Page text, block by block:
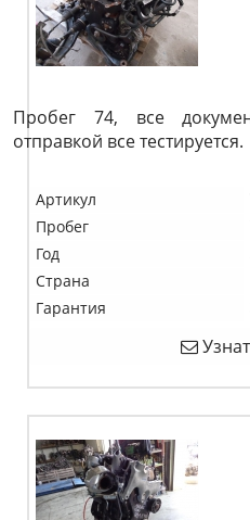
Пробег 74, все
отправкой все тестируется.
Артикул
Пробег
Год
Страна
Гарантия